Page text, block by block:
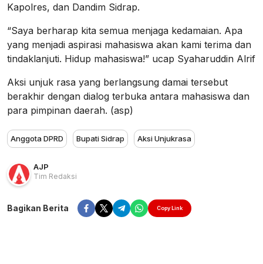
Kapolres, dan Dandim Sidrap.
“Saya berharap kita semua menjaga kedamaian. Apa
yang menjadi aspirasi mahasiswa akan kami terima dan
tindaklanjuti. Hidup mahasiswa!” ucap Syaharuddin Alrif
Aksi unjuk rasa yang berlangsung damai tersebut
berakhir dengan dialog terbuka antara mahasiswa dan
para pimpinan daerah. (asp)
Anggota DPRD Bupati Sidrap Aksi Unjukrasa
AJP
Tim Redaksi
Bagikan Berita Copy Link